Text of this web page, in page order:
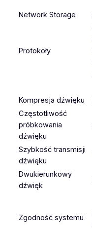
Network Storage
Protokoły
Kompresja dźwięku
Częstotliwość
próbkowania
dźwięku
Szybkość transmisji
dźwięku
Dwukierunkowy
dźwięk
Zgodność systemu